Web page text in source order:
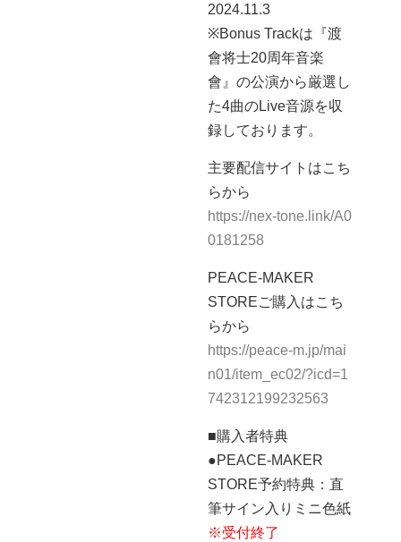
2024.11.3
※Bonus Trackは『渡
會将士20周年音楽
會』の公演から厳選し
た4曲のLive音源を収
録しております。
主要配信サイトはこち
らから
https://nex-tone.link/A0
0181258
PEACE-MAKER
STOREご購入はこち
らから
https://peace-m.jp/mai
n01/item_ec02/?icd=1
742312199232563
■購入者特典
●PEACE-MAKER
STORE予約特典：直
筆サイン入りミニ色紙
※受付終了